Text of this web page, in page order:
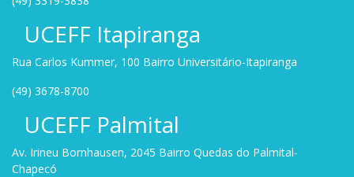
UCEFF Itapiranga
Rua Carlos Kummer, 100 Bairro Universitário-Itapiranga
(49) 3678-8700
UCEFF Palmital
Av. Irineu Bornhausen, 2045 Bairro Quedas do Palmital-
Chapecó